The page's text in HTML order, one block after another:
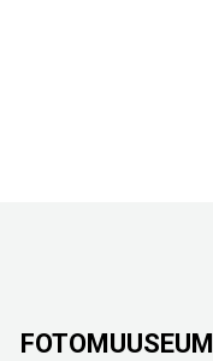
FOTOMUUSEUM